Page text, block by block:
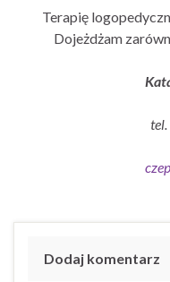
Terapię
Dojeżdżam
Dodaj komentarz